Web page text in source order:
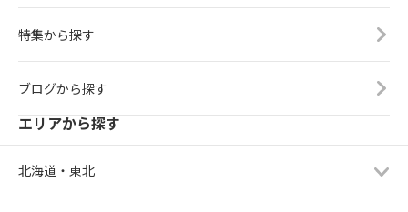
特集から探す
ブログから探す
エリアから探す
北海道・東北